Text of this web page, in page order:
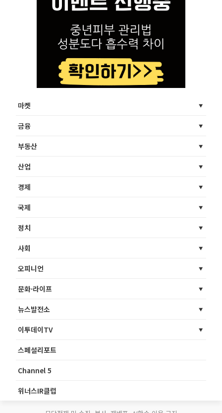
마켓
금융
부동산
산업
경제
국제
정치
사회
오피니언
문화·라이프
뉴스발전소
이투데이TV
스페셜리포트
Channel 5
위너스IR클럽